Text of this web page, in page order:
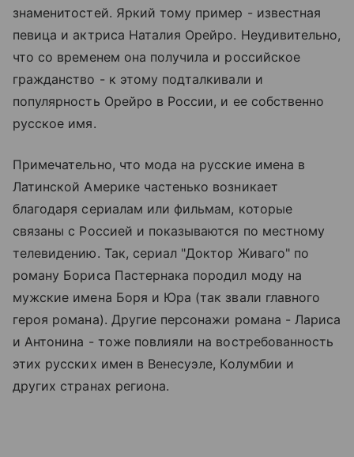
знаменитостей. Яркий тому пример - известная
певица и актриса Наталия Орейро. Неудивительно,
что со временем она получила и российское
гражданство - к этому подталкивали и
популярность Орейро в России, и ее собственно
русское имя.
Примечательно, что мода на русские имена в
Латинской Америке частенько возникает
благодаря сериалам или фильмам, которые
связаны с Россией и показываются по местному
телевидению. Так, сериал "Доктор Живаго" по
роману Бориса Пастернака породил моду на
мужские имена Боря и Юра (так звали главного
героя романа). Другие персонажи романа - Лариса
и Антонина - тоже повлияли на востребованность
этих русских имен в Венесуэле, Колумбии и
других странах региона.